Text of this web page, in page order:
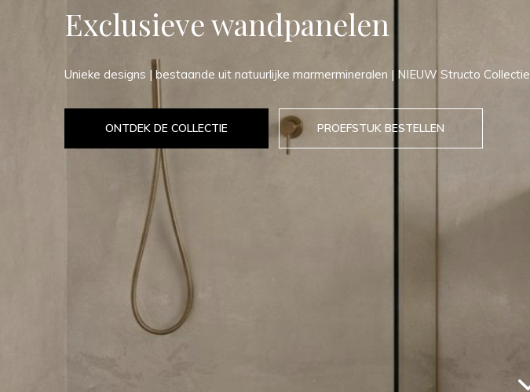
Exclusieve wandpanelen
Unieke designs | bestaande uit natuurlijke marmermineralen | NIEUW Structo Collectie
ONTDEK DE COLLECTIE PROEFSTUK BESTELLEN